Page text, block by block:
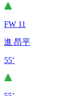
FW 11
進 昂平
55’